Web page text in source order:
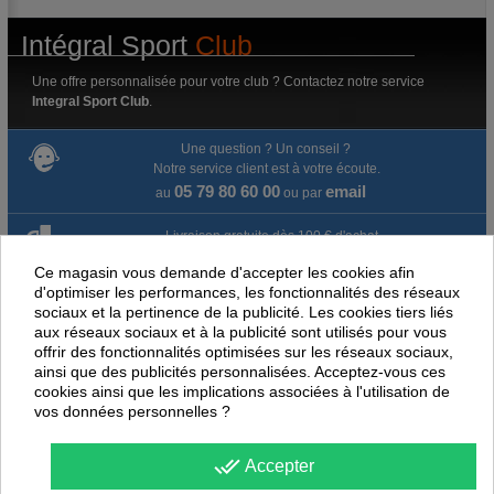
Intégral Sport Club
Une offre personnalisée pour votre club ? Contactez notre service
Integral Sport Club
Une question ? Un conseil ?
Notre service client est à votre écoute.
au 05 79 80 60 00ou par email
Livraison gratuite dès 100 € d'achat.
Paiement en ligne 100% sécurisé
Paiement par virement
Satisfait ou remboursé jusqu'à 60 jours
PEUVENT ÉGALEMENT VOUS INTÉRESSER
Ce magasin vous demande d'accepter les cookies afin
d'optimiser les performances, les fonctionnalités des réseaux
sociaux et la pertinence de la publicité. Les cookies tiers liés
aux réseaux sociaux et à la publicité sont utilisés pour vous
offrir des fonctionnalités optimisées sur les réseaux sociaux,
ainsi que des publicités personnalisées. Acceptez-vous ces
cookies ainsi que les implications associées à l'utilisation de
vos données personnelles ?
done_all Accepter